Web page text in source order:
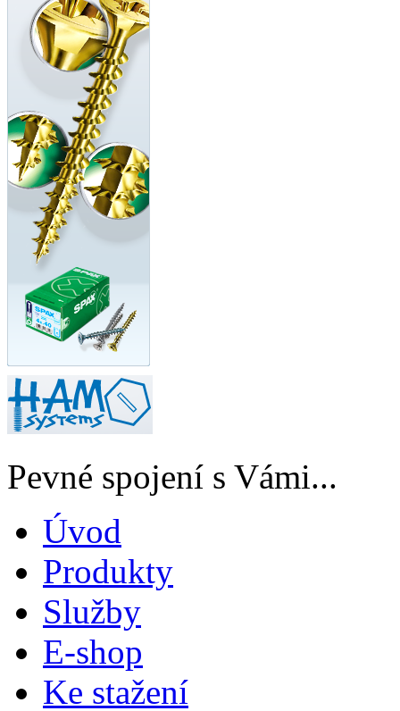
Pevné spojení s Vámi...
Úvod
Produkty
Služby
E-shop
Ke stažení